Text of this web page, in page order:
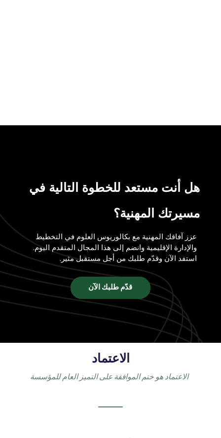
هل أنت مستعد للخطوة التالية في
مسيرتك المهنية؟
عزز آفاقك المهنية مع بكالوريوس العلوم في التخطيط
والإدارة الإقليمية وانضم إلى هذا المجال المتقدم اليوم.
استفد الآن وقدّم طلبك من أجل مستقبل مثير.
قدّم طلبك الآن
الاعتماد
الاعتماد هو ختم الموافقة على التميز العام للمؤسسة